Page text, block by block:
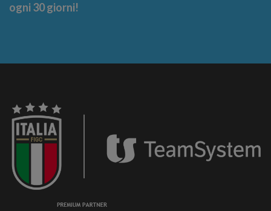
ogni 30 giorni!